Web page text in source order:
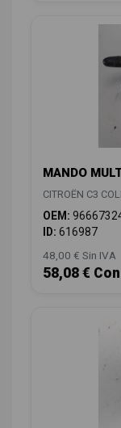
MANDO
CITROËN C3
OEM:
ID: 616987
48,00 € Sin IVA
58,08 €